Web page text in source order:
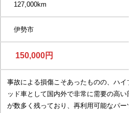
127,000km
伊勢市
150,000円
事故による損傷こそあったものの、ハイブ
ッド車として国内外で非常に需要の高い部
が数多く残っており、再利用可能なパーツ